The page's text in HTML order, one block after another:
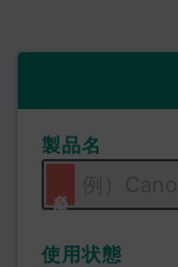
製品名
使用状態